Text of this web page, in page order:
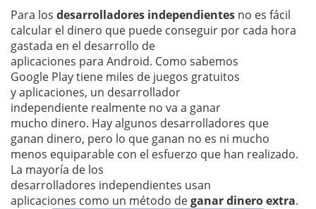
Para los desarrolladores independientes no es fácil
calcular el dinero que puede conseguir por cada hora
gastada en el desarrollo de
aplicaciones para Android. Como sabemos
Google Play tiene miles de juegos gratuitos
y aplicaciones, un desarrollador
independiente realmente no va a ganar
mucho dinero. Hay algunos desarrolladores que
ganan dinero, pero lo que ganan no es ni mucho
menos equiparable con el esfuerzo que han realizado.
La mayoría de los
desarrolladores independientes usan
aplicaciones como un método deganar dinero extra.